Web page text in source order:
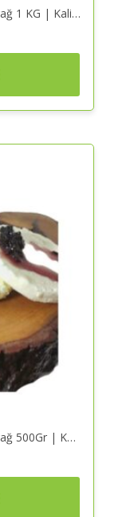
Mandıra Trabzon Tereyağı – Tereyağ 1 KG | Kaliteli ve Güvenilir Alışveriş
Tereyağ Kahvaltılık Tuzsuz – Tereyağ 500Gr | Kaliteli ve Güvenilir Alışveriş